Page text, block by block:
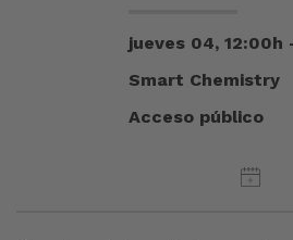
jueves 04, 12:00h
Smart Chemistry
Acceso público